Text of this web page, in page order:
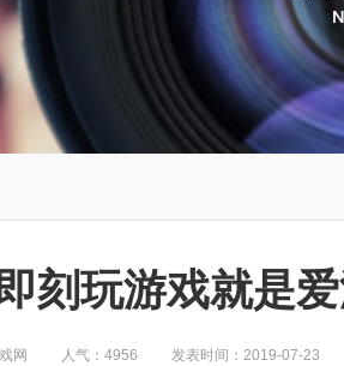
刻玩游戏就是
网 人气：4956 发表时间：2019-07-23